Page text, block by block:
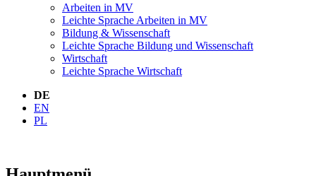
Arbeiten in MV
Leichte Sprache Arbeiten in MV
Bildung & Wissenschaft
Leichte Sprache Bildung und Wissenschaft
Wirtschaft
Leichte Sprache Wirtschaft
DE
EN
PL